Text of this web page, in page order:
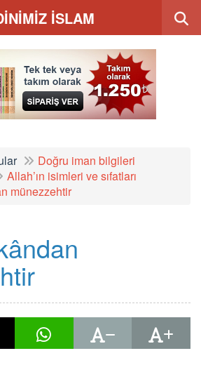
İSLAM
Doğru iman bilgileri
Allah’ın isimleri ve sıfatları
münezzehtir